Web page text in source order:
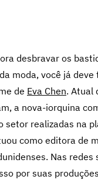
desbravar os
moda, você já deve
de Eva Chen. Atual
a nova-iorquina
setor realizadas na
como editora de
Nas redes
por suas